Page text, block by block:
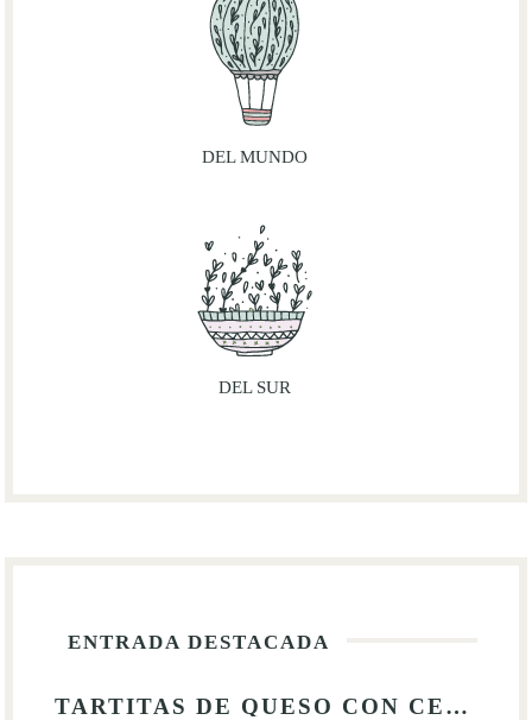
DEL MUNDO
DEL SUR
ENTRADA DESTACADA
TARTITAS DE QUESO CON CEREZAS 🍒